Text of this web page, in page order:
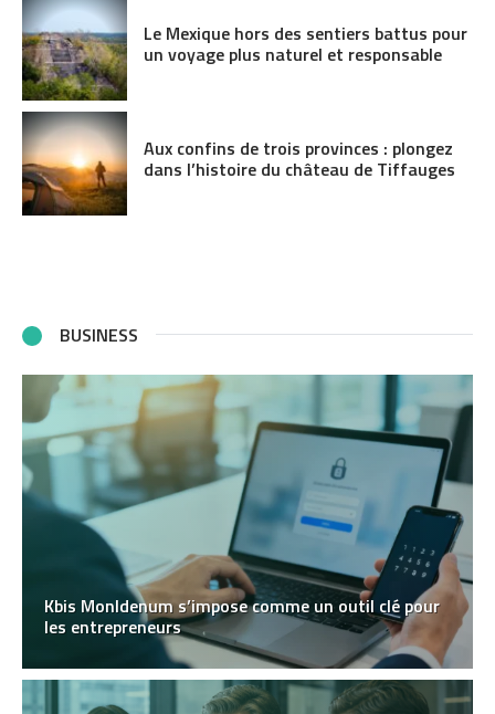
Le Mexique hors des sentiers battus pour
un voyage plus naturel et responsable
Aux confins de trois provinces : plongez
dans l’histoire du château de Tiffauges
BUSINESS
Kbis MonIdenum s’impose comme un outil clé pour
les entrepreneurs